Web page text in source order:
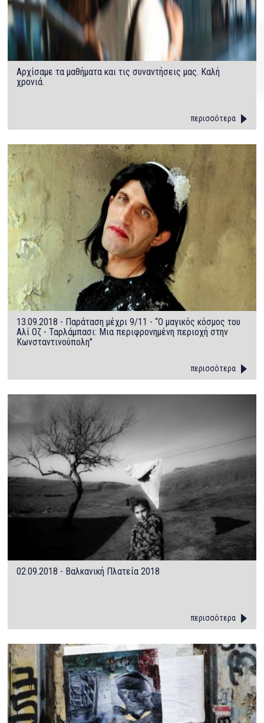
Αρχίσαμε τα μαθήματα και τις συναντήσεις μας. Καλή
χρονιά.
περισσότερα
13.09.2018 - Παράταση μέχρι 9/11 - “Ο μαγικός κόσμος του
Αλί Οζ - Ταρλάμπασι: Μια περιφρονημένη περιοχή στην
Κωνσταντινούπολη"
περισσότερα
02.09.2018 - Βαλκανική Πλατεία 2018
περισσότερα